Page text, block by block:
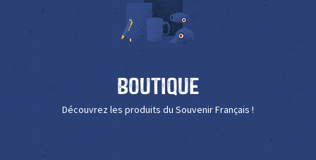
Boutique
Découvrez les produits du Souvenir Français !